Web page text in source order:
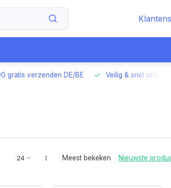
gratis verzenden DE/BE Veilig & snel online
Meest bekeken Nieuwste